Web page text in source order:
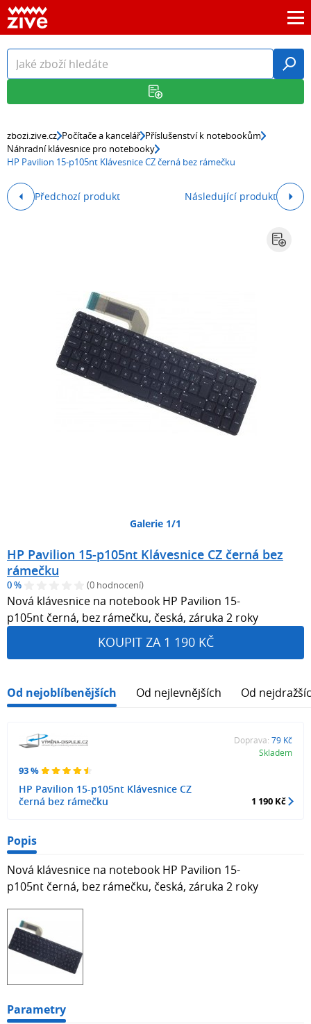
zbozi.zive.cz Počítače a kancelář Příslušenství k notebookům
Náhradní klávesnice pro notebooky
HP Pavilion 15-p105nt Klávesnice CZ černá bez rámečku
Předchozí produkt Následující produkt
Galerie 1/1
HP Pavilion 15-p105nt Klávesnice CZ černá bez
rámečku
0 % (0 hodnocení)
Nová klávesnice na notebook HP Pavilion 15-
p105nt černá, bez rámečku, česká, záruka 2 roky
KOUPIT ZA 1 190 KČ
Od nejoblíbenějších Od nejlevnějších Od
93 %
HP Pavilion 15-p105nt Klávesnice CZ
černá bez rámečku
Doprava: 79 Kč
Skladem
1 190 Kč
Popis
Nová klávesnice na notebook HP Pavilion 15-
p105nt černá, bez rámečku, česká, záruka 2 roky
Parametry